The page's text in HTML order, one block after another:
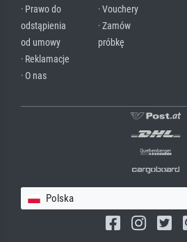
· Prawo do
odstąpienia
od umowy
· Reklamacje
· O nas
· Vouchery
· Zamów
próbkę
Polska